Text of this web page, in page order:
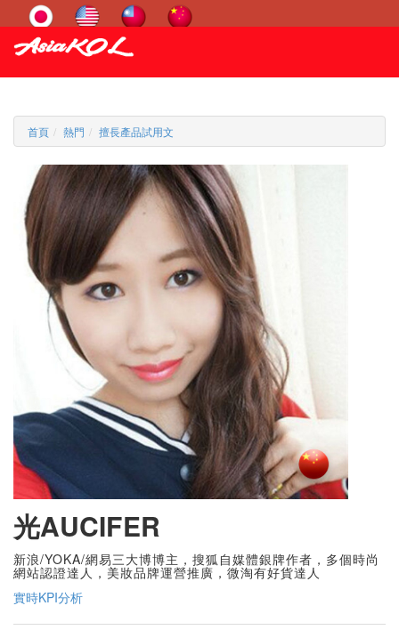
首頁 熱門 擅長產品試用文
光AUCIFER
新浪/YOKA/網易三大博博主，搜狐自媒體銀牌作者，多個時尚
網站認證達人，美妝品牌運營推廣，微淘有好貨達人
實時KPI分析